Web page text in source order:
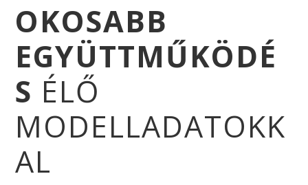
OKOSABB
EGYÜTTMŰKÖDÉ
S ÉLŐ
MODELLADATOKK
AL